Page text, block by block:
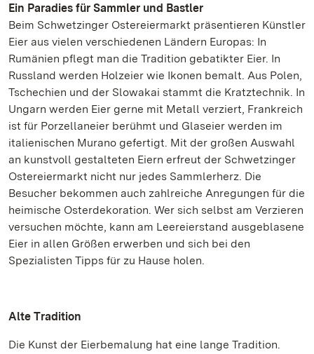
Ein Paradies für Sammler und Bastler
Beim Schwetzinger Ostereiermarkt präsentieren Künstler
Eier aus vielen verschiedenen Ländern Europas: In
Rumänien pflegt man die Tradition gebatikter Eier. In
Russland werden Holzeier wie Ikonen bemalt. Aus Polen,
Tschechien und der Slowakai stammt die Kratztechnik. In
Ungarn werden Eier gerne mit Metall verziert, Frankreich
ist für Porzellaneier berühmt und Glaseier werden im
italienischen Murano gefertigt. Mit der großen Auswahl
an kunstvoll gestalteten Eiern erfreut der Schwetzinger
Ostereiermarkt nicht nur jedes Sammlerherz. Die
Besucher bekommen auch zahlreiche Anregungen für die
heimische Osterdekoration. Wer sich selbst am Verzieren
versuchen möchte, kann am Leereierstand ausgeblasene
Eier in allen Größen erwerben und sich bei den
Spezialisten Tipps für zu Hause holen.
Alte Tradition
Die Kunst der Eierbemalung hat eine lange Tradition.